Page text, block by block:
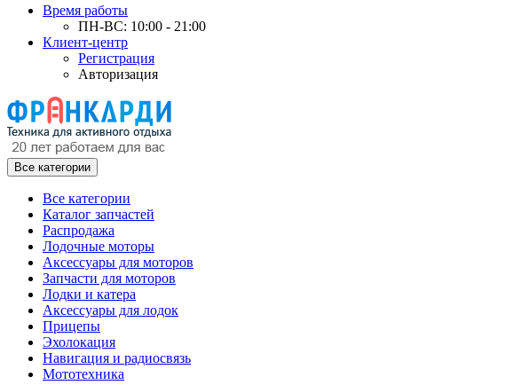
Время работы
ПН-ВС: 10:00 - 21:00
Клиент-центр
Регистрация
Авторизация
Все категории
Все категории
Каталог запчастей
Распродажа
Лодочные моторы
Аксессуары для моторов
Запчасти для моторов
Лодки и катера
Аксессуары для лодок
Прицепы
Эхолокация
Навигация и радиосвязь
Мототехника